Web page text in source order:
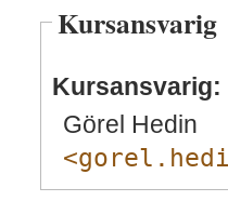
Kursansvarig
Kursansvarig:
Görel Hedin